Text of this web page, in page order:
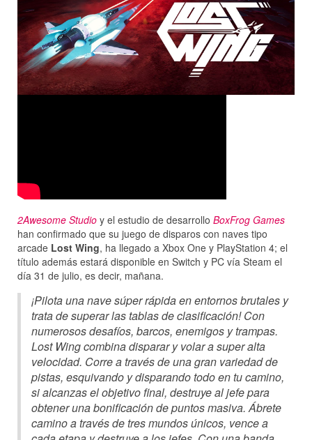
2Awesome Studio y el estudio de desarrollo BoxFrog Games
han confirmado que su juego de disparos con naves tipo
arcade Lost Wing, ha llegado a Xbox One y PlayStation 4; el
título además estará disponible en Switch y PC vía Steam el
día 31 de julio, es decir, mañana.
¡Pilota una nave súper rápida en entornos brutales y
trata de superar las tablas de clasificación! Con
numerosos desafíos, barcos, enemigos y trampas.
Lost Wing combina disparar y volar a super alta
velocidad. Corre a través de una gran variedad de
pistas, esquivando y disparando todo en tu camino,
si alcanzas el objetivo final, destruye al jefe para
obtener una bonificación de puntos masiva. Ábrete
camino a través de tres mundos únicos, vence a